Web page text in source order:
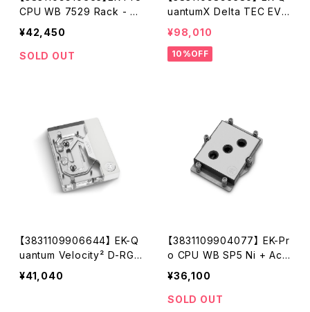
CPU WB 7529 Rack - Ni
ckel + Inox
¥42,450
SOLD OUT
uantumX Delta TEC EVO
E2 - Copper + Nickel
¥98,010
10%OFF
【3831109906644】 EK-Q
uantum Velocity² D-RGB
- AM5 White Edition
¥41,040
【3831109904077】 EK-Pr
o CPU WB SP5 Ni + Ace
tal
¥36,100
SOLD OUT